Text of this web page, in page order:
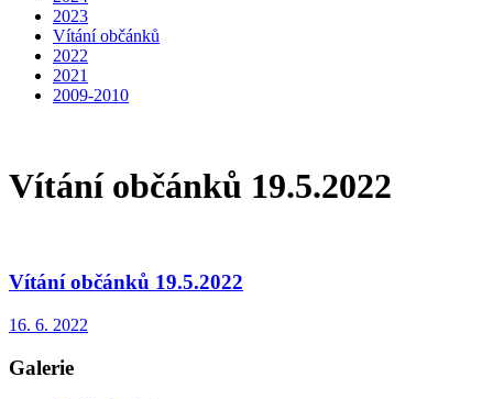
2023
Vítání občánků
2022
2021
2009-2010
Vítání občánků 19.5.2022
Vítání občánků 19.5.2022
16. 6. 2022
Galerie